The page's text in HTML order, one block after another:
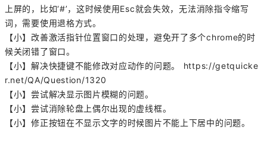
上屏的，比如‘#’，这时候使用Esc就会失效，无法消除指令缩写
词，需要使用退格方式。
【小】改善激活指针位置窗口的处理，避免开了多个chrome的时
候关闭错了窗口。
【小】解决快捷键不能修改对应动作的问题。 https://getquicke
r.net/QA/Question/1320
【小】尝试解决显示图片模糊的问题。
【小】尝试消除轮盘上偶尔出现的虚线框。
【小】修正按钮在不显示文字的时候图片不能上下居中的问题。